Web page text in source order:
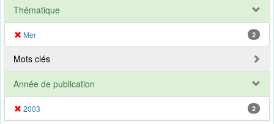
Thématique
Mer 2
Mots clés
Année de publication
2003 2